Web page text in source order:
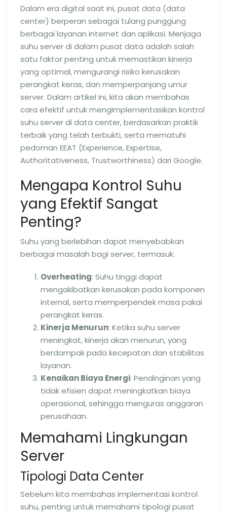
Dalam era digital saat ini, pusat data (data
center) berperan sebagai tulang punggung
berbagai layanan internet dan aplikasi. Menjaga
suhu server di dalam pusat data adalah salah
satu faktor penting untuk memastikan kinerja
yang optimal, mengurangi risiko kerusakan
perangkat keras, dan memperpanjang umur
server. Dalam artikel ini, kita akan membahas
cara efektif untuk mengimplementasikan kontrol
suhu server di data center, berdasarkan praktik
terbaik yang telah terbukti, serta mematuhi
pedoman EEAT (Experience, Expertise,
Authoritativeness, Trustworthiness) dari Google.
Mengapa Kontrol Suhu
yang Efektif Sangat
Penting?
Suhu yang berlebihan dapat menyebabkan
berbagai masalah bagi server, termasuk:
Overheating: Suhu tinggi dapat
mengakibatkan kerusakan pada komponen
internal, serta memperpendek masa pakai
perangkat keras.
Kinerja Menurun: Ketika suhu server
meningkat, kinerja akan menurun, yang
berdampak pada kecepatan dan stabilitas
layanan.
Kenaikan Biaya Energi: Pendinginan yang
tidak efisien dapat meningkatkan biaya
operasional, sehingga menguras anggaran
perusahaan.
Memahami Lingkungan
Server
Tipologi Data Center
Sebelum kita membahas implementasi kontrol
suhu, penting untuk memahami tipologi pusat